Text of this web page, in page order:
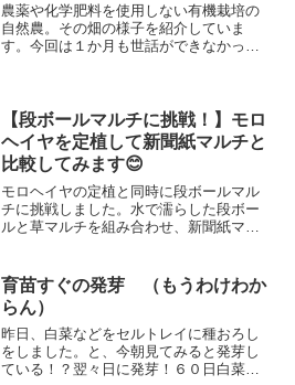
農薬や化学肥料を使用しない有機栽培の
自然農。その畑の様子を紹介していま
す。今回は１か月も世話ができなかった
日があたるようにしました。反省の多い
一日でした。
【段ボールマルチに挑戦！】モロ
ヘイヤを定植して新聞紙マルチと
比較してみます😊
モロヘイヤの定植と同時に段ボールマル
チに挑戦しました。水で濡らした段ボー
ルと草マルチを組み合わせ、新聞紙マル
育苗すぐの発芽 （もうわけわか
らん）
昨日、白菜などをセルトレイに種おろし
をしました。と、今朝見てみると発芽し
ている！？翌々日に発芽！６０日白菜と